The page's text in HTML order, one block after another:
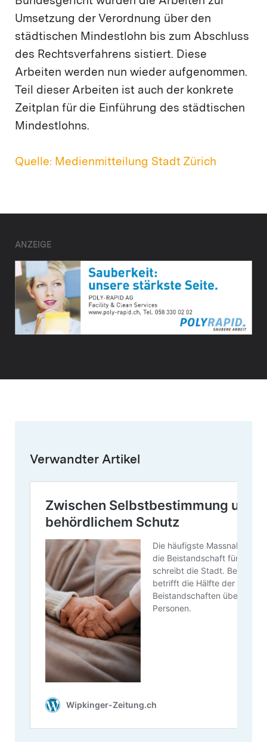
Umsetzung der Verordnung über den
städtischen Mindestlohn bis zum Abschluss
des Rechtsverfahrens sistiert. Diese
Arbeiten werden nun wieder aufgenommen.
Teil dieser Arbeiten ist auch der konkrete
Zeitplan für die Einführung des städtischen
Mindestlohns.
Quelle: Medienmitteilung Stadt Zürich
ANZEIGE
Verwandter Artikel